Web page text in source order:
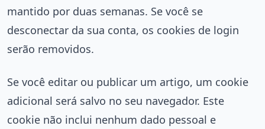
mantido por duas semanas. Se você se
desconectar da sua conta, os cookies de login
serão removidos.
Se você editar ou publicar um artigo, um cookie
adicional será salvo no seu navegador. Este
cookie não inclui nenhum dado pessoal e